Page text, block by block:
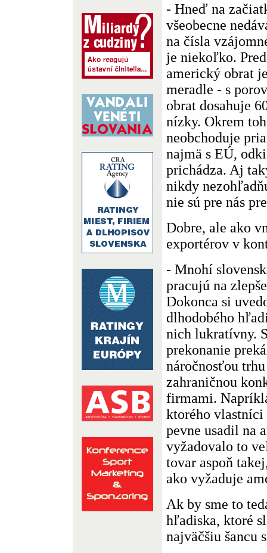
- Hneď na
všeobecne
na čísla
je niekoľko.
americký obrat
meradle - s
obrat dosahuje
nízky. Okrem
neobchoduje
najmä s EÚ,
prichádza. Aj
nikdy
nie sú pre nás
Dobre, ale ako
exportérov v
- Mnohí
pracujú na
Dokonca si
dlhodobého
nich lukratívny.
prekonanie
náročnosťou
zahraničnou
firmami.
ktorého
pevne usadil na
vyžadovalo to
tovar aspoň
ako vyžaduje
Ak by sme to
hľadiska, ktoré
najväčšiu šancu